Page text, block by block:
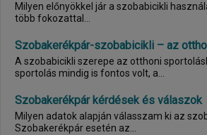
Milyen előnyökkel jár a szobabicikli használata? A
több fokozattal...
Szobakerékpár-szobabicikli – az
A szobabicikli szerepe az otthoni sportolásban Az
sportolás mindig is fontos volt, a...
Szobakerékpár kérdések és válaszok
Milyen adatok alapján válasszam ki az
Szobakerékpár esetén az...